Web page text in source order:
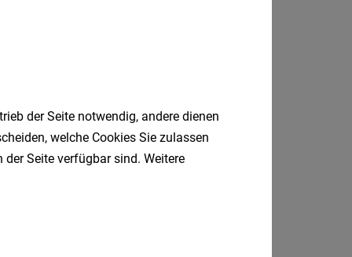
Bad Waltersdorf
der Seite notwendig, andere dienen
welche Cookies Sie zulassen
Seite verfügbar sind. Weitere